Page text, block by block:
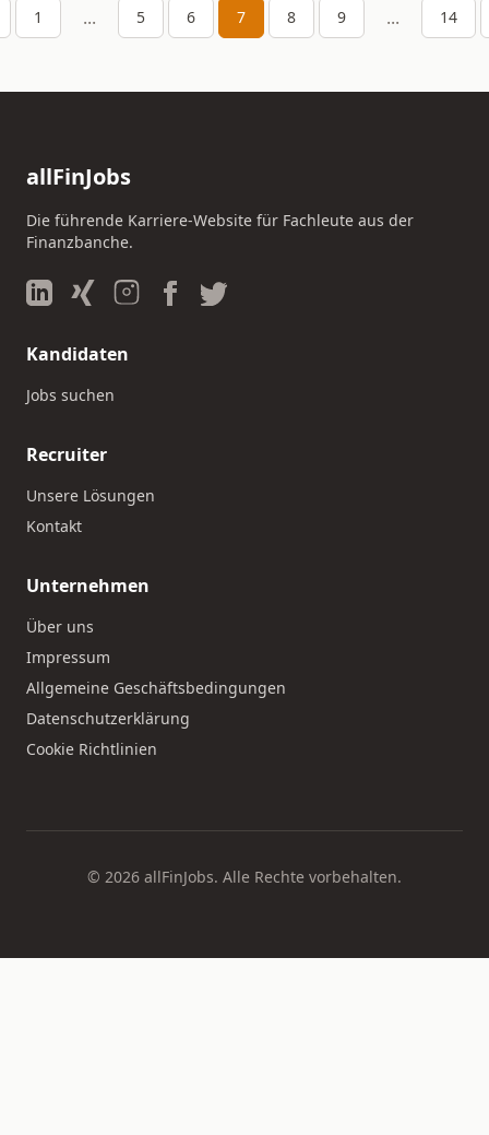
1 ... 5 6 7 8 9 ... 14
allFinJobs
Die führende Karriere-Website für Fachleute aus der
Finanzbanche.
Kandidaten
Jobs suchen
Recruiter
Unsere Lösungen
Kontakt
Unternehmen
Über uns
Impressum
Allgemeine Geschäftsbedingungen
Datenschutzerklärung
Cookie Richtlinien
© 2026 allFinJobs. Alle Rechte vorbehalten.